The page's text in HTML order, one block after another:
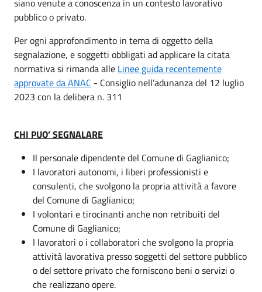
siano venute a conoscenza in un contesto lavorativo
pubblico o privato.
Per ogni approfondimento in tema di oggetto della
segnalazione, e soggetti obbligati ad applicare la citata
normativa si rimanda alle Linee guida recentemente
approvate da ANAC - Consiglio nell’adunanza del 12 luglio
2023 con la delibera n. 311
CHI PUO’ SEGNALARE
Il personale dipendente del Comune di Gaglianico;
I lavoratori autonomi, i liberi professionisti e
consulenti, che svolgono la propria attività a favore
del Comune di Gaglianico;
I volontari e tirocinanti anche non retribuiti del
Comune di Gaglianico;
I lavoratori o i collaboratori che svolgono la propria
attività lavorativa presso soggetti del settore pubblico
o del settore privato che forniscono beni o servizi o
che realizzano opere.